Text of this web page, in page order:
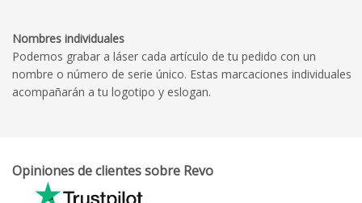
Nombres individuales
Podemos grabar a láser cada artículo de tu pedido con un
nombre o número de serie único. Estas marcaciones individuales
acompañarán a tu logotipo y eslogan.
Opiniones de clientes sobre Revo